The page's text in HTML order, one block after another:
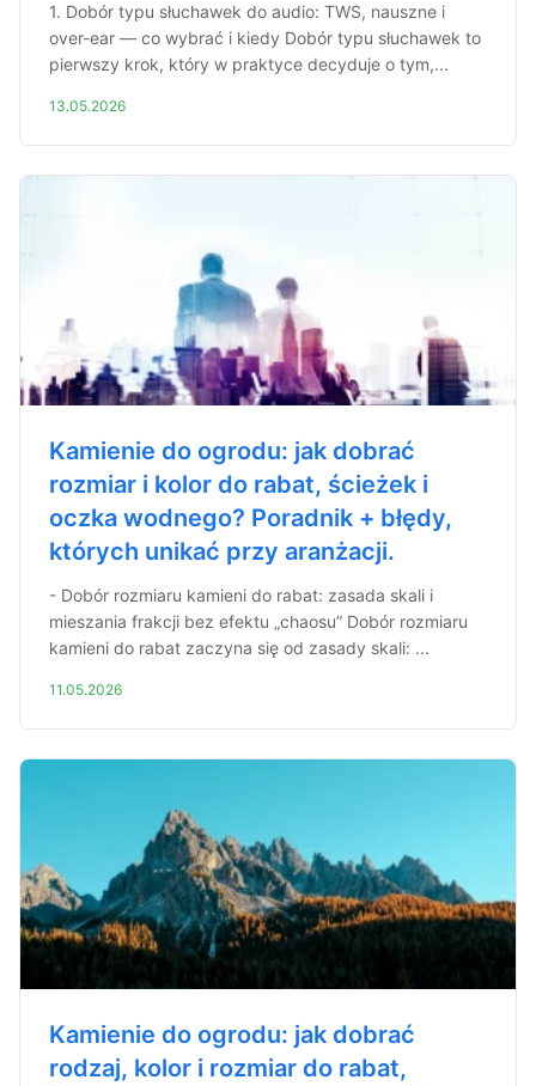
1. Dobór typu słuchawek do audio: TWS, nauszne i
over-ear — co wybrać i kiedy Dobór typu słuchawek to
pierwszy krok, który w praktyce decyduje o tym,...
13.05.2026
Kamienie do ogrodu: jak dobrać
rozmiar i kolor do rabat, ścieżek i
oczka wodnego? Poradnik + błędy,
których unikać przy aranżacji.
- Dobór rozmiaru kamieni do rabat: zasada skali i
mieszania frakcji bez efektu „chaosu” Dobór rozmiaru
kamieni do rabat zaczyna się od zasady skali: ...
11.05.2026
Kamienie do ogrodu: jak dobrać
rodzaj, kolor i rozmiar do rabat,